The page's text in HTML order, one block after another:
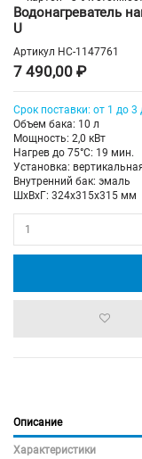
Водонагреватель
U
Артикул НС-1147761
7 490,00 ₽
Срок поставки: от 1 до 3
Объем бака: 10 л
Мощность: 2,0 кВт
Нагрев до 75°С: 19 мин.
Установка:
Внутренний бак: эмаль
ШхВхГ: 324х315х315 мм
Описание
Характеристики